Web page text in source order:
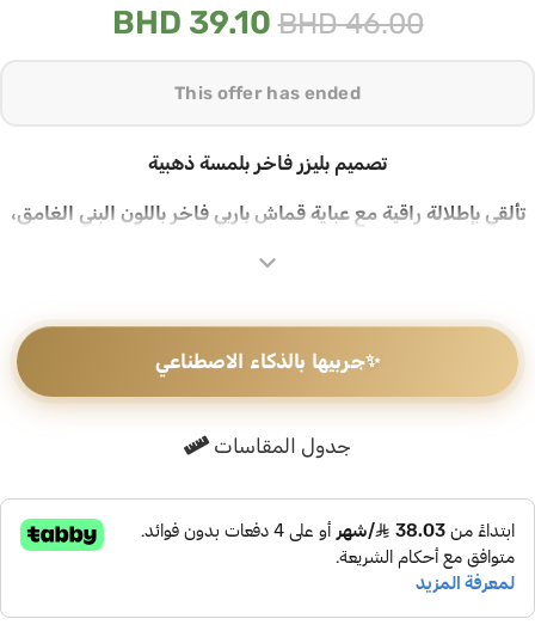
BHD46.00
BHD 39.10
This offer has ended
تصميم بليزر فاخر بلمسة ذهبية
تألقي بإطلالة راقية مع عباية قماش باربي فاخر باللون البني الغامق،
ياقة واسعة بارزة تمنحك مظهراً مميزاً في كل مناسبة
قماش باربي فاخر بسمك يعكس الفخامة
تتميز هذه العباية بقماش باربي فاخر ذو ملمس مطفي وسمك واضح
يعطي الإطلالة ثقلاً وفخامة حقيقية، أكمام بثنيات مزيّنة بأزرار ذهبية
لإضافة لمسة ختامية لإطلالتك، تأتي العباية مع طرحة باللون البني
تتناسق تماماً مع العباية وتكمل الإطلالة بأناقة، ارتديها بثقة في العمل
والمناسبات وكل يوم يستحق حضورك
✨جربيها بالذكاء الاصطناعي
جدول المقاسات